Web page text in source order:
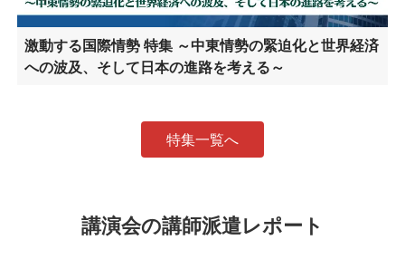
激動する国際情勢 特集 ～中東情勢の緊迫化と世界経済
への波及、そして日本の進路を考える～
特集一覧へ
講演会の講師派遣レポート